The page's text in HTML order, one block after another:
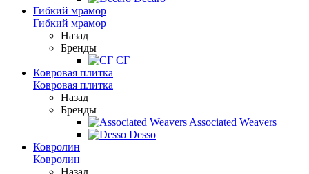
Гибкий мрамор
Гибкий мрамор
Назад
Бренды
СГ
Ковровая плитка
Ковровая плитка
Назад
Бренды
Associated Weavers
Desso
Ковролин
Ковролин
Назад